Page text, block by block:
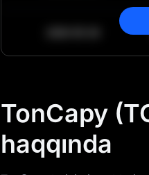
TonCapy
haqqında